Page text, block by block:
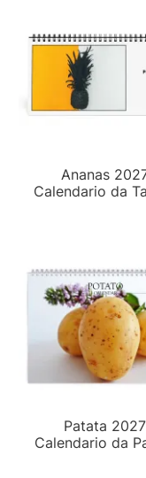
Ananas
Calendario da
Patata 2027
Calendario da